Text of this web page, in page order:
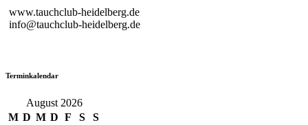
www.tauchclub-heidelberg.de
info@tauchclub-heidelberg.de
Terminkalendar
August 2026
M D M D F S
S